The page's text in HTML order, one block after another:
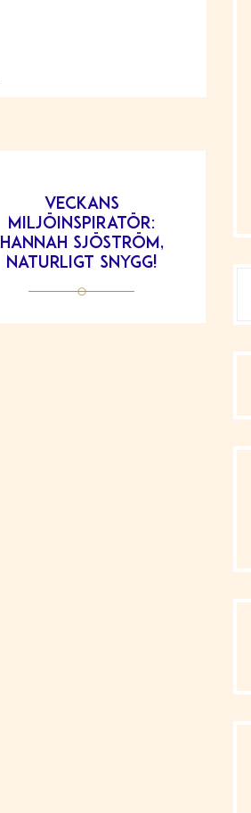
Veckans
miljöinspiratör:
Hannah Sjöström,
Naturligt snygg!